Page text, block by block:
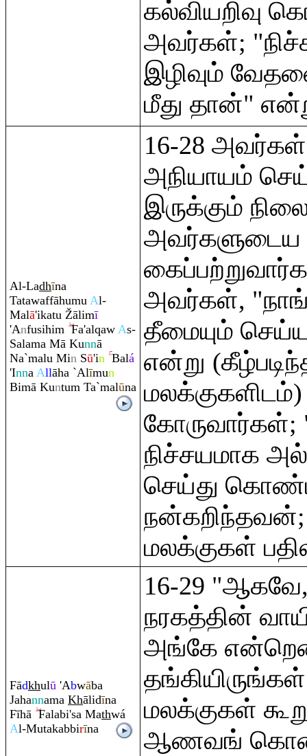
கல்வியறிவு
அவர்கள்;
இழிவும்
மீது தான்"
Al-Ladhīna
Tatawaffāhumu Al-
Malā'ikatu Žālimī
'Anfusihim Fa'alqaw As-
Salama Mā Kunnā
Na`malu Min Sū'in Balá
'Inna Allāha `Alīmun
Bimā Kuntum Ta`malūna
16-28
அநியாயம்
இருக்கும்
அவர்களுடைய
அவர்கள்,
தீமையும்
என்று
நிச்சயமாக
செய்து
நன்கறிந்தவன்;
மலக்குகள்
Fādkhulū 'Abwāba
Jahannama Khālidīna
Fīhā Falabi'sa Mathwá
Al-Mutakabbirīna
16-29
நரகத்தின்
அங்கே
மலக்குகள்
ஆணவங்